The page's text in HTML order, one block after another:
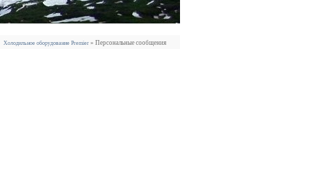
Холодильное оборудование Premier » Персональные сообщения